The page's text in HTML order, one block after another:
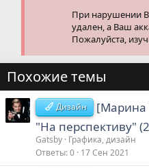
При нарушении
удален, а Ваш
Пожалуйста,
Похожие темы
Дизайн
[Марина
"На перспективу"
Gatsby Графика, дизайн
Ответы 0 17 Сен 2021